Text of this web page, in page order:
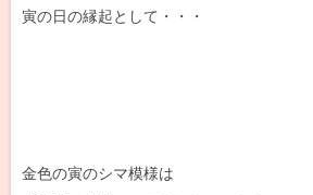
寅の日の縁起として・・・
金色の寅のシマ模様は